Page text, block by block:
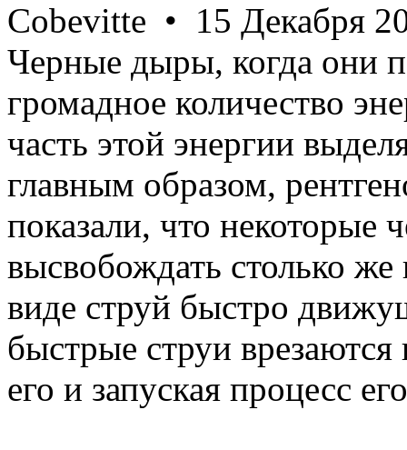
Cobevitte • 15 Декабря
Черные дыры, когда они
громадное количество
часть этой энергии
главным образом,
показали, что некоторые
высвобождать столько
виде струй быстро
быстрые струи врезаются
его и запуская процесс